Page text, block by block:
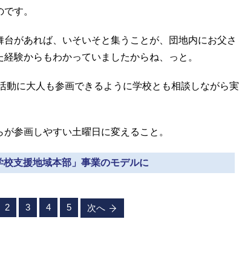
す。
があれば、いそいそと集うことが、団地内にお父さ
験からもわかっていましたからね、っと。
に大人も参画できるように学校とも相談しながら実
参画しやすい土曜日に変えること。
校支援地域本部」事業のモデルに
2 3 4 5 次へ